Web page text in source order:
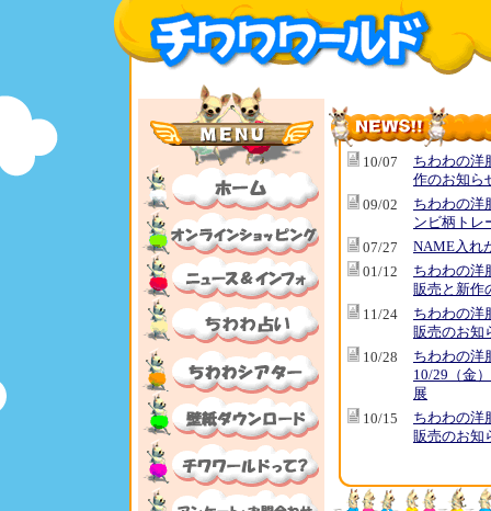
10/07
ちわわの洋
作のお知ら
09/02
ちわわの洋
ンビ柄トレ
07/27
NAME入れ
01/12
ちわわの洋
販売と新作
11/24
ちわわの洋
販売のお知
10/28
ちわわの
10/29（金
展
10/15
ちわわの洋
販売のお知